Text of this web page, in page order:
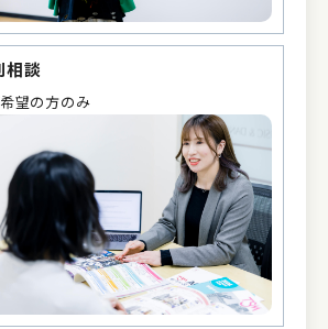
相談
望の方のみ